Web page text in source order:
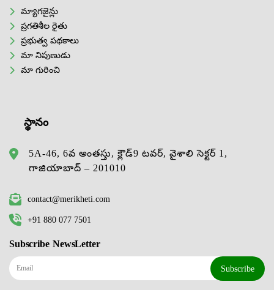
మ్యాగజైన్లు
ప్రగతిశీల రైతు
ప్రభుత్వ పథకాలు
మా నిపుణుడు
మా గురించి
స్థానం
5A-46, 6వ అంతస్తు, క్లౌడ్9 టవర్, వైశాలి సెక్టర్ 1,
గాజియాబాద్ – 201010
contact@merikheti.com
+91 880 077 7501
Subscribe NewsLetter
Subscribe